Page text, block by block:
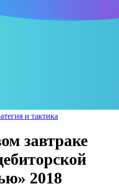
и тактика
завтраке
2018